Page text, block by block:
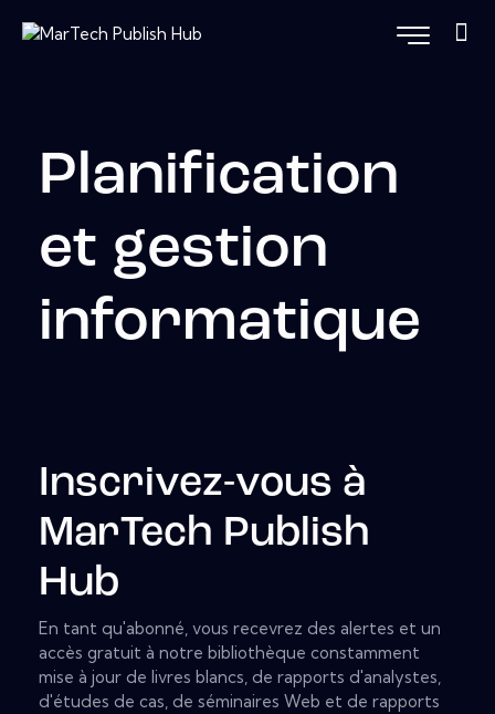
Planification
et gestion
informatique
Inscrivez-vous à
MarTech Publish
Hub
En tant qu'abonné, vous recevrez des alertes et un
accès gratuit à notre bibliothèque constamment
mise à jour de livres blancs, de rapports d'analystes,
d'études de cas, de séminaires Web et de rapports